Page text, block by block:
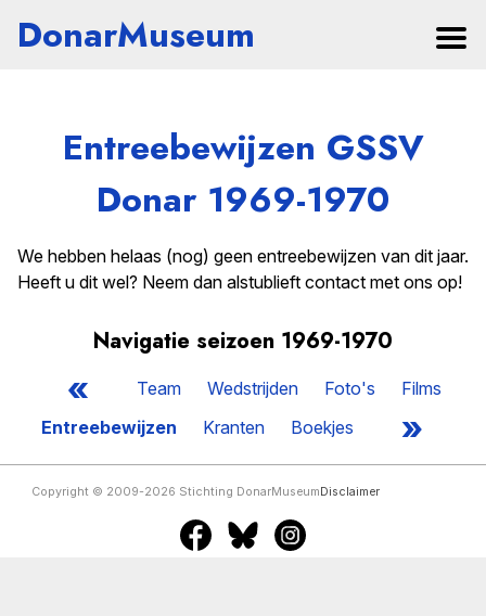
DonarMuseum
Entreebewijzen GSSV
Donar 1969-1970
We hebben helaas (nog) geen entreebewijzen van dit jaar.
Heeft u dit wel? Neem dan alstublieft contact met ons op!
Navigatie seizoen 1969-1970
« Team Wedstrijden Foto's
Films
Entreebewijzen
Kranten Boekjes »
Copyright © 2009-2026 Stichting DonarMuseum Disclaimer